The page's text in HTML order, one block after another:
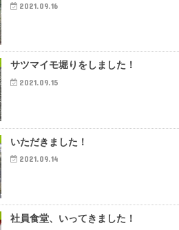
2021.09.16
サツマイモ堀りをしました！
2021.09.15
いただきました！
2021.09.14
社員食堂、いってきました！